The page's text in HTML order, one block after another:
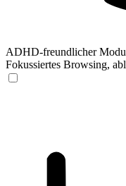
ADHD-freundlicher
Fokussiertes Browsing,